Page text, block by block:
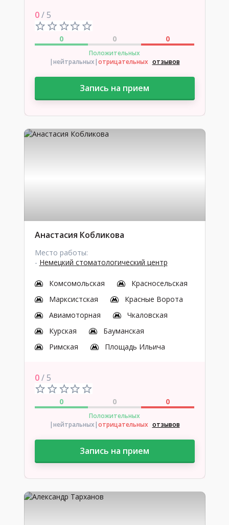
0/ 5
0 0 0
Положительных
|нейтральных|отрицательных отзывов
Запись на прием
Анастасия Кобликова
Место работы:
- Немецкий стоматологический центр
Комсомольская
Красносельская
Марксистская
Красные Ворота
Авиамоторная
Чкаловская
Курская
Бауманская
Римская
Площадь Ильича
0/ 5
0 0 0
Положительных
|нейтральных|отрицательных отзывов
Запись на прием